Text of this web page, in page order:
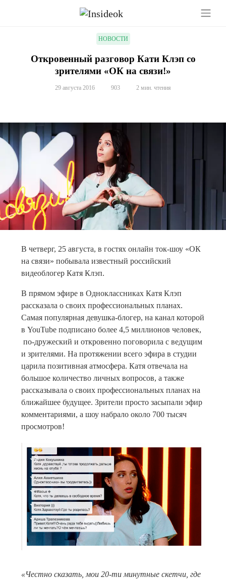
НОВОСТИ
Откровенный разговор Кати Клэп со
зрителями «ОК на связи!»
29 августа 2016 903 2 мин. чтения
В четверг, 25 августа, в гостях онлайн ток-шоу «ОК
на связи» побывала известный российский
видеоблогер Катя Клэп.
В прямом эфире в Одноклассниках Катя Клэп
рассказала о своих профессиональных планах.
Самая популярная девушка-блогер, на канал которой
в YouTube подписано более 4,5 миллионов человек,
по-дружеский и откровенно поговорила с ведущим
и зрителями. На протяжении всего эфира в студии
царила позитивная атмосфера. Катя отвечала на
большое количество личных вопросов, а также
рассказывала о своих профессиональных планах на
ближайшее будущее. Зрители просто засыпали эфир
комментариями, а шоу набрало около 700 тысяч
просмотров!
«Честно сказать, мои 20-ти минутные скетчи, где